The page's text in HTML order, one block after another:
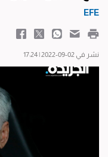
EFE
نشر في 02-09-2022 | 17:24